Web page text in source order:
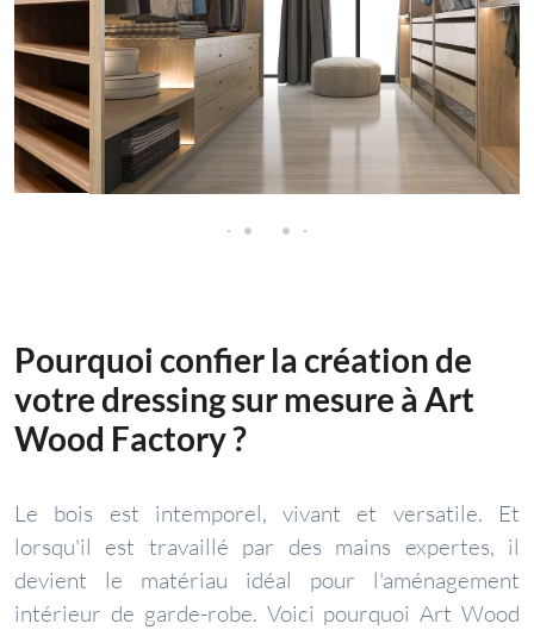
Pourquoi confier la création de
votre dressing sur mesure à Art
Wood Factory ?
Le bois est intemporel, vivant et versatile. Et
lorsqu'il est travaillé par des mains expertes, il
devient le matériau idéal pour l'aménagement
intérieur de garde-robe. Voici pourquoi Art Wood